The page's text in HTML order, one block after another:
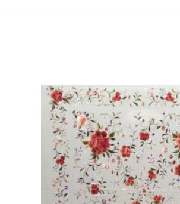
MANTÓN DE SEDA
BLANCO BORDADO A
COLORES